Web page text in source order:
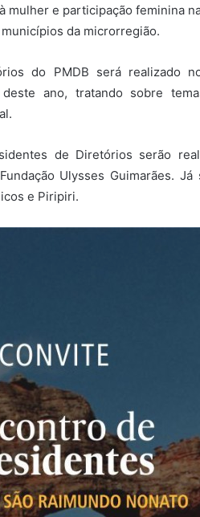
mulher e participação feminina
da microrregião.
do PMDB será realizado
ano, tratando sobre
de Diretórios serão
Ulysses Guimarães. Já
e Piripiri.